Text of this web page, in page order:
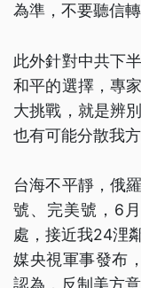
為準，不要聽信
此外針對中共下
和平的選擇，專
大挑戰，就是辨
也有可能分散我方
台海不平靜，俄
號、完美號，6
處，接近我24浬
媒央視軍事發布